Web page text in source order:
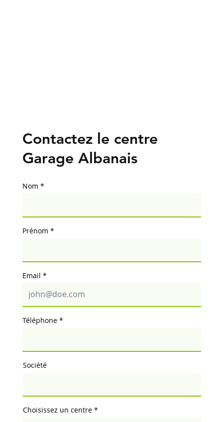
Contactez le centre
Garage Albanais
Nom
Email
Téléphone
Choisissez un centre
Prénom
Société